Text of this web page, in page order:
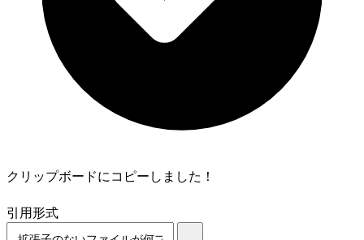
クリップボードにコピーしました！
引用形式